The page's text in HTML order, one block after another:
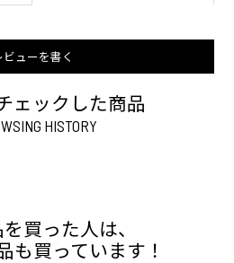
ビューを書く
ェックした商品
HISTORY
買った人は、
も買っています！